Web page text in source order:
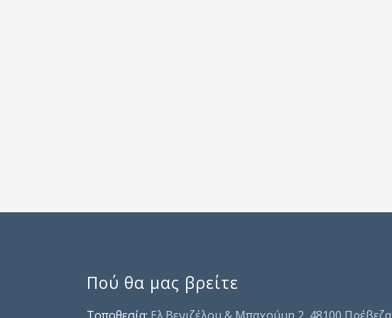
Πού θα μας βρείτε